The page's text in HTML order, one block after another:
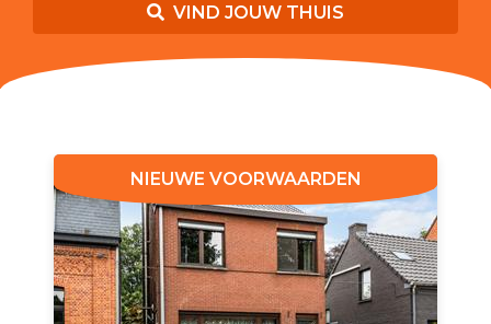
VIND JOUW THUIS
NIEUWE VOORWAARDEN